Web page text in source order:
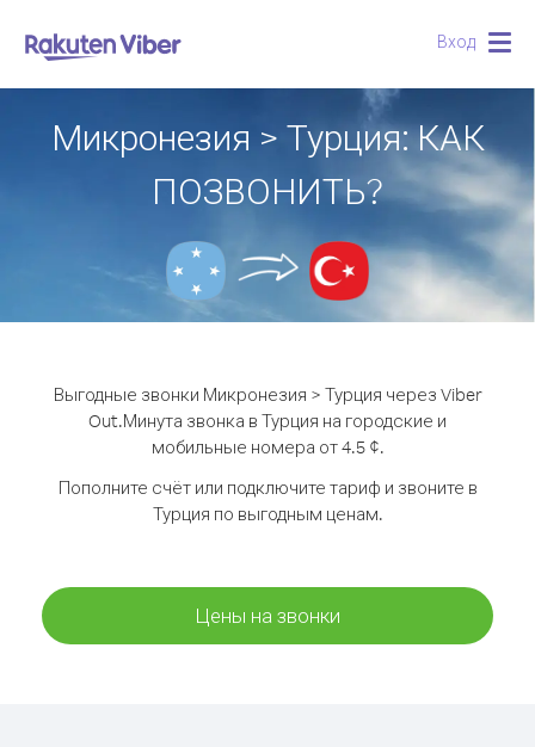
Вход
Микронезия > Турция: КАК
ПОЗВОНИТЬ?
Выгодные звонки Микронезия > Турция через Viber
Out.Минута звонка в Турция на городские и
мобильные номера от 4.5 ¢.
Пополните счёт или подключите тариф и звоните в
Турция по выгодным ценам.
Цены на звонки